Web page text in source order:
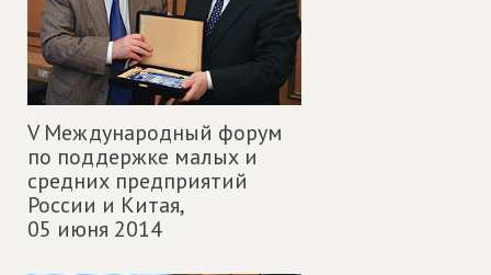
V Международный форум
по поддержке малых и
средних предприятий
России и Китая,
05 июня 2014